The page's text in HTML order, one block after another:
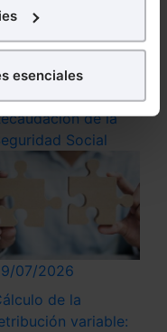
para denegar
imprescindibles.
cookies y
permitir en tu
utilizaremos
la navegación.
esenciales
los
de
y
y de
de la
Social
07/2026
de la
variable: